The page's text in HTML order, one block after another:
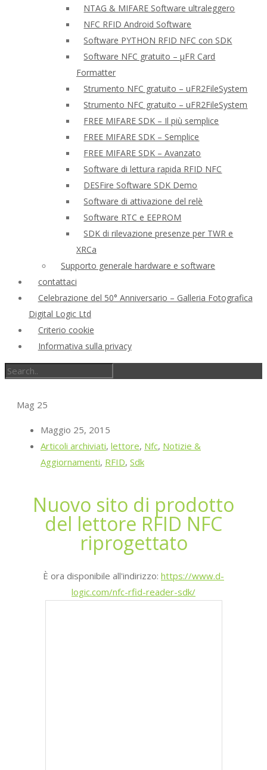
NTAG & MIFARE Software ultraleggero
NFC RFID Android Software
Software PYTHON RFID NFC con SDK
Software NFC gratuito – μFR Card
Formatter
Strumento NFC gratuito – uFR2FileSystem
Strumento NFC gratuito – uFR2FileSystem
FREE MIFARE SDK – Il più semplice
FREE MIFARE SDK – Semplice
FREE MIFARE SDK – Avanzato
Software di lettura rapida RFID NFC
DESFire Software SDK Demo
Software di attivazione del relè
Software RTC e EEPROM
SDK di rilevazione presenze per TWR e
XRCa
Supporto generale hardware e software
contattaci
Celebrazione del 50° Anniversario – Galleria Fotografica
Digital Logic Ltd
Criterio cookie
Informativa sulla privacy
Mag 25
Maggio 25, 2015
Articoli archiviati, lettore, Nfc, Notizie &
Aggiornamenti, RFID, Sdk
Nuovo sito di prodotto
del lettore RFID NFC
riprogettato
È ora disponibile all'indirizzo: https://www.d-
logic.com/nfc-rfid-reader-sdk/